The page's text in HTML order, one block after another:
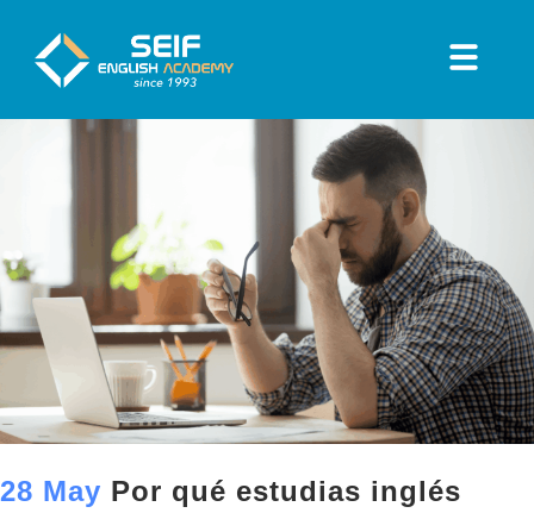
28 May Por qué estudias inglés